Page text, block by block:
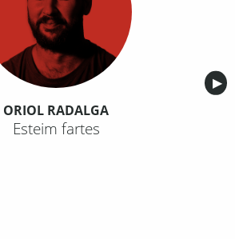
▶︎
ORIOL RADALGA
Esteim fartes